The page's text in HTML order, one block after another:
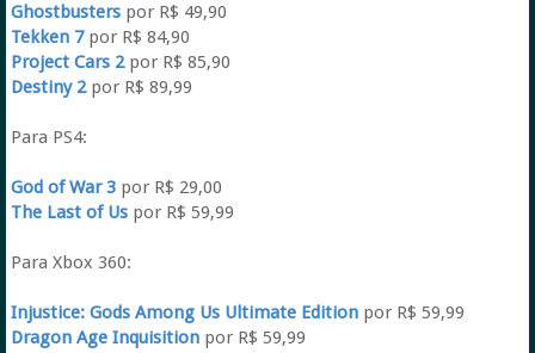
Ghostbusterspor R$ 49,90
Tekken 7por R$ 84,90
Project Cars 2por R$ 85,90
Destiny 2 por R$ 89,99
Para PS4:
God of War 3 por R$ 29,00
The Last of Uspor R$ 59,99
Para Xbox 360:
Injustice: Gods Among Us Ultimate Editionpor R$ 59,99
Dragon Age Inquisitionpor R$ 59,99